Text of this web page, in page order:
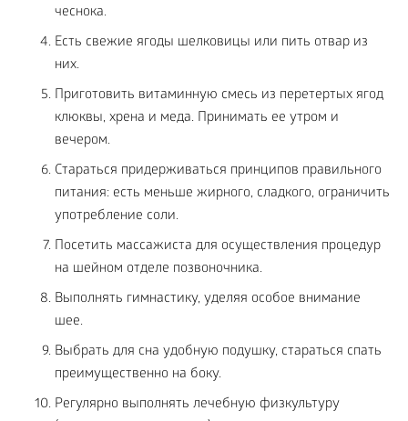
чеснока.
Есть свежие ягоды шелковицы или пить отвар из
них.
Приготовить витаминную смесь из перетертых ягод
клюквы, хрена и меда. Принимать ее утром и
вечером.
Стараться придерживаться принципов правильного
питания: есть меньше жирного, сладкого, ограничить
употребление соли.
Посетить массажиста для осуществления процедур
на шейном отделе позвоночника.
Выполнять гимнастику, уделяя особое внимание
шее.
Выбрать для сна удобную подушку, стараться спать
преимущественно на боку.
Регулярно выполнять лечебную физкультуру